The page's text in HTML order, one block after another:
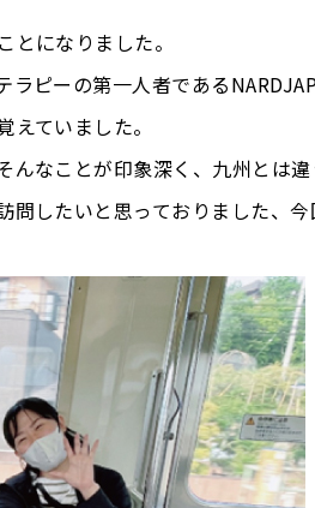
になりました。
ピーの第一人者である
ていました。
んなことが印象深く、九州とは
問したいと思っておりました、